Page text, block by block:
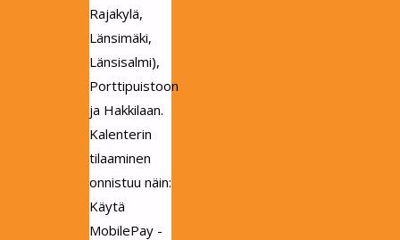
Rajakylä,
Länsimäki,
Länsisalmi),
Porttipuistoon
ja Hakkilaan.
Kalenterin
tilaaminen
onnistuu näin:
Käytä
MobilePay -